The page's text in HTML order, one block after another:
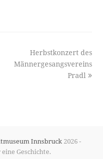
next
post:
Herbstkonzert des
Männergesangsvereins
Pradl
Innsbruck 2026 -
Geschichte.